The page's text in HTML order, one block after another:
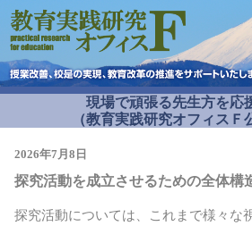
現場で頑張る先生方を応
（教育実践研究オフィスＦ
2026年7月8日
探究活動を成立させるための全体構
探究活動については、これまで様々な